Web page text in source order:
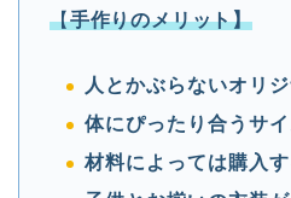
【手作りのメリット】
人とかぶらないオリ
体にぴったり合うサ
材料によっては購入